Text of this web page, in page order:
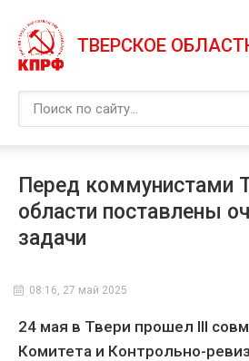
Перед коммунистами
области поставлены
задачи
08:16, 27 май 2025
24 мая в Твери прошел III
Комитета и Контрольно-